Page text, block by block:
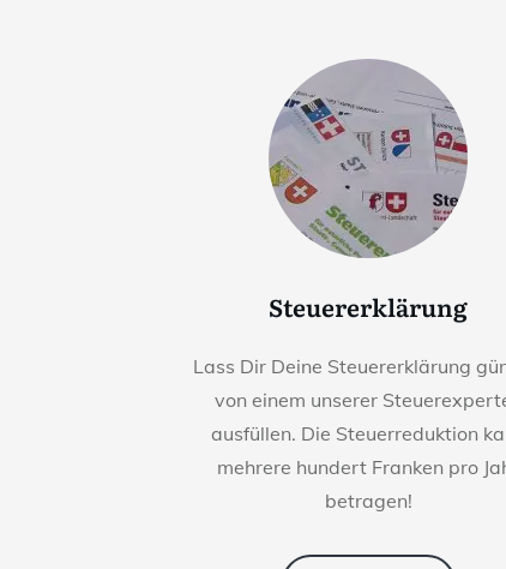
Steuererklärung
Lass Dir Deine Steuererklärung
von einem unserer
ausfüllen. Die Steuerreduktion
mehrere hundert Franken pro
betragen!